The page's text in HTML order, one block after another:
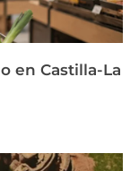
en Castilla-La